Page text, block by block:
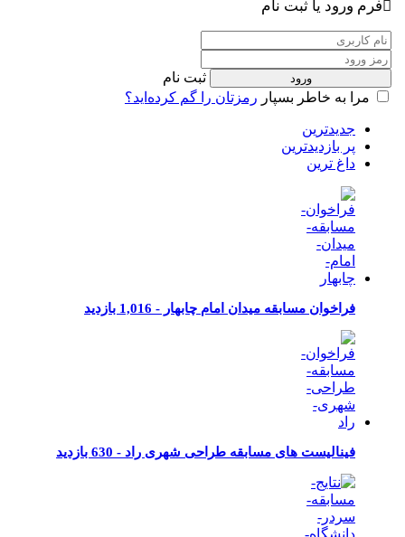
فرم ورود یا ثبت نام
ثبت نام
مرا به خاطر بسپار رمزتان را گم کرده‌اید؟
جدیدترین
پر بازدیدترین
داغ ترین
فراخوان مسابقه میدان امام چابهار - 1,016 بازدید
فینالیست های مسابقه طراحی شهری راد - 630 بازدید